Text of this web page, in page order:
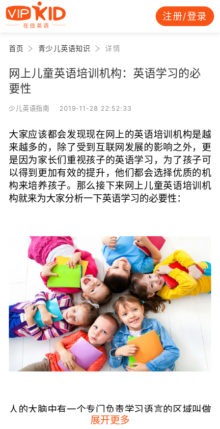
注册/登录
首页 青少儿英语知识 详情
网上儿童英语培训机构：英语学习的必
要性
少儿英语指南 2019-11-28 22:52:33
大家应该都会发现现在网上的英语培训机构是越
来越多的，除了受到互联网发展的影响之外，更
是因为家长们重视孩子的英语学习，为了孩子可
以得到更加有效的提升，他们都会选择优质的机
构来培养孩子。那么接下来网上儿童英语培训机
构就来为大家分析一下英语学习的必要性：
人的大脑中有一个专门负责学习语言的区域叫做
布罗卡区，这个区域会在2~4岁的时候快速发
展开更多